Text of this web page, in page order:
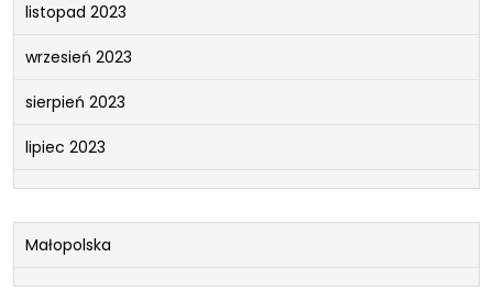
listopad 2023
wrzesień 2023
sierpień 2023
lipiec 2023
Małopolska